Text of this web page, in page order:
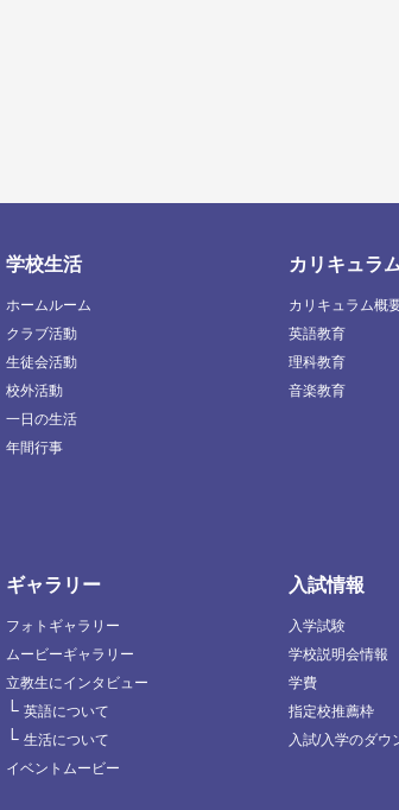
学校生活
ホームルーム
クラブ活動
生徒会活動
校外活動
一日の生活
年間行事
カリキュラ
カリキュラム概
英語教育
理科教育
音楽教育
ギャラリー
フォトギャラリー
ムービーギャラリー
立教生にインタビュー
└ 英語について
└ 生活について
イベントムービー
入試情報
入学試験
学校説明会情報
学費
指定校推薦枠
入試/入学のダウ